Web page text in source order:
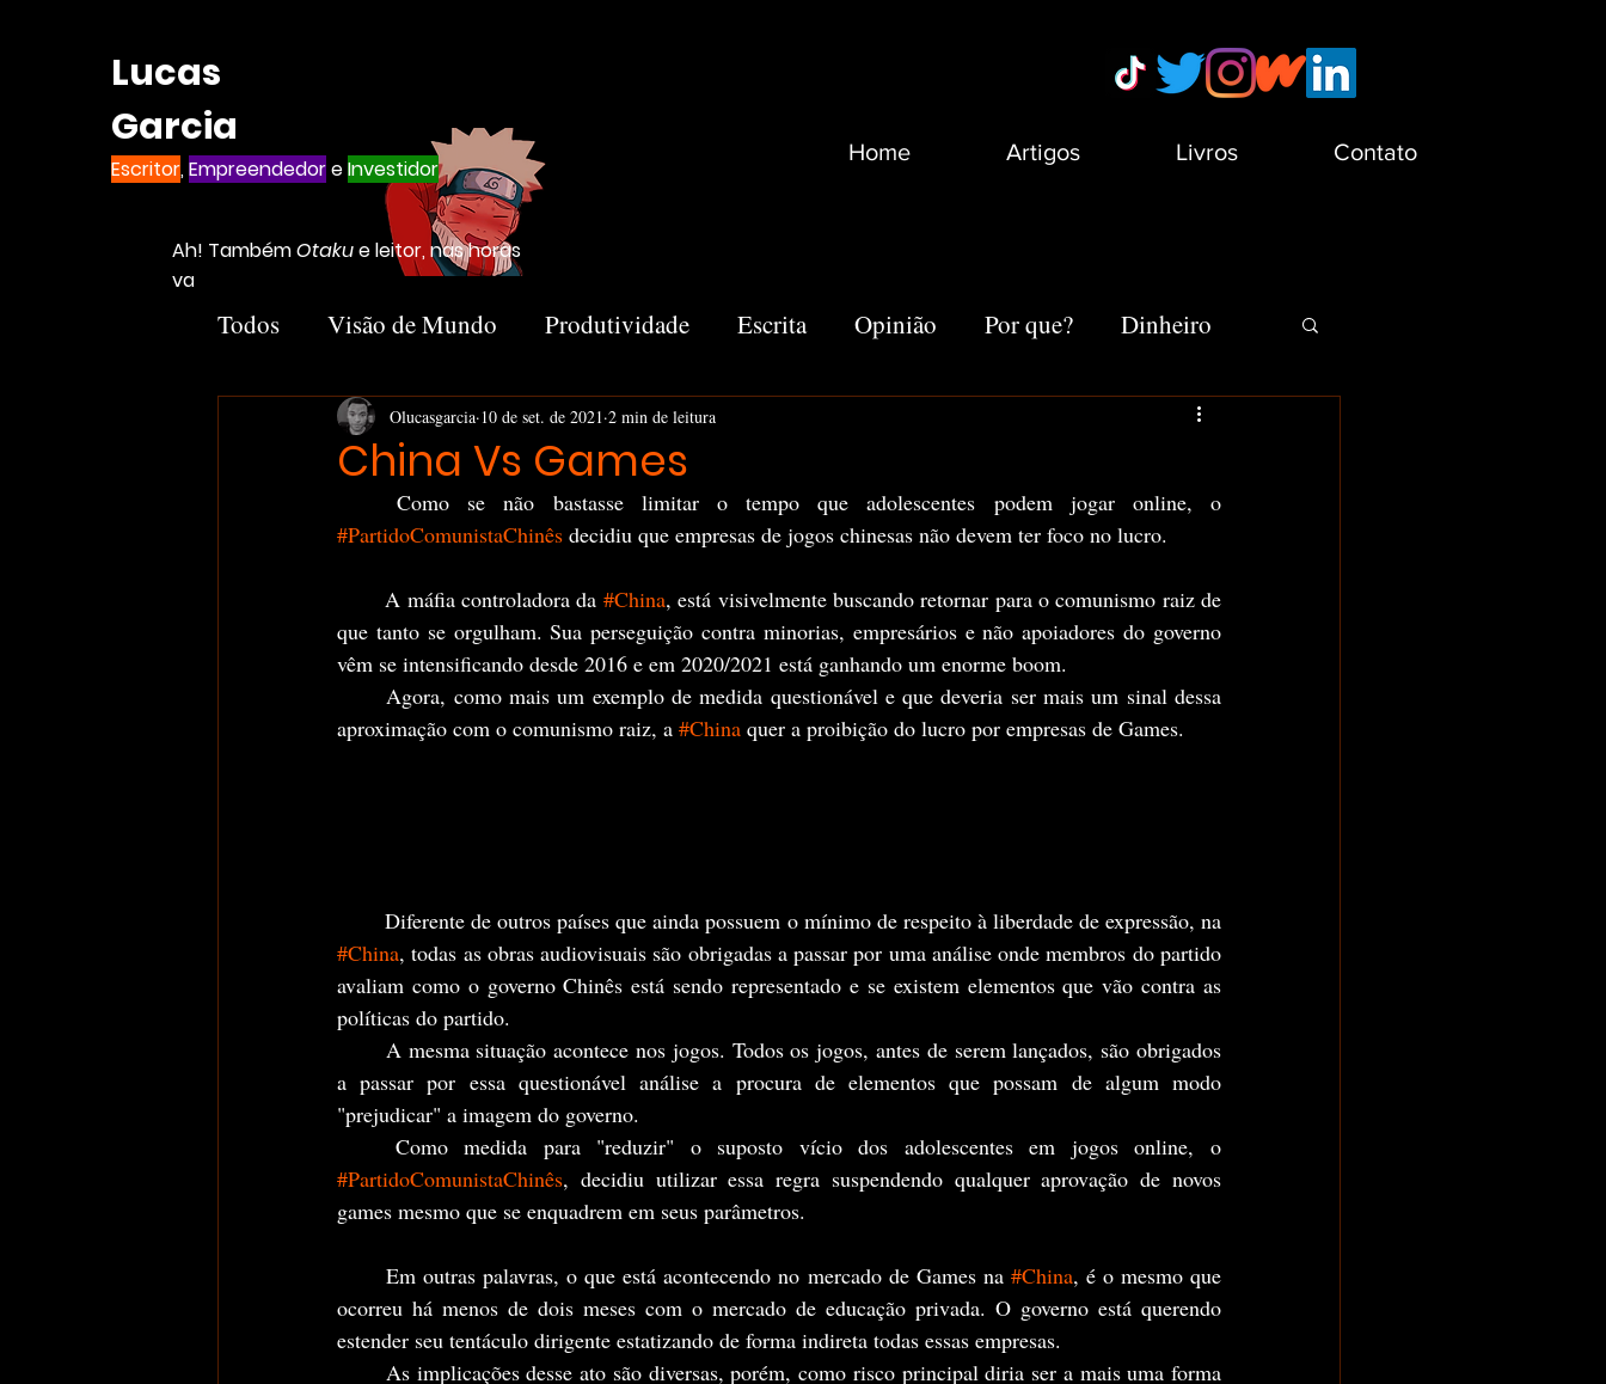
Lucas
Garcia
Escritor,EmpreendedoreInvestidor
Ah! TambémOtakue leitor, nas horas
vagas
Home Artigos Livros Contato
Todos Visão de Mundo Produtividade Escrita Opinião Por que? Dinheiro
Introvertido Livros Recomendações Minha Vida
Negócios
China Vs Games
Olucasgarcia 10 de set. de 2021 2 min de leitura
#PartidoComunistaChinês decidiu que empresas de jogos chinesas não devem ter foco no lucro.
	A máfia controladora da
#China, está visivelmente buscando retornar para o comunismo raiz de
que tanto se orgulham. Sua perseguição contra minorias, empresários e não apoiadores do governo
vêm se intensificando desde 2016 e em 2020/2021 está ganhando um enorme boom.
	Agora, como mais um exemplo de medida questionável e que deveria ser mais um sinal dessa
aproximação com o comunismo raiz, a #China quer a proibição do lucro por empresas de Games.
#China, todas as obras audiovisuais são obrigadas a passar por uma análise onde membros do partido
avaliam como o governo Chinês está sendo representado e se existem elementos que vão contra as
políticas do partido.
a passar por essa questionável análise a procura de elementos que possam de algum modo
"prejudicar" a imagem do governo.
#PartidoComunistaChinês, decidiu utilizar essa regra suspendendo qualquer aprovação de novos
games mesmo que se enquadrem em seus parâmetros.
	Em outras palavras, o que está acontecendo no mercado de Games na
#China, é o mesmo que
ocorreu há menos de dois meses com o mercado de educação privada. O governo está querendo
estender seu tentáculo dirigente estatizando de forma indireta todas essas empresas.